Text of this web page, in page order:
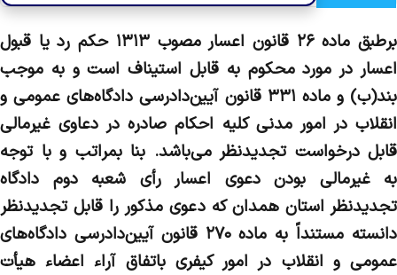
برطبق ماده ۲۶ قانون اعسار مصوب ۱۳۱۳ حکم رد یا قبول
اعسار در مورد محکوم به قابل استیناف است و به موجب
بند(ب) و ماده ۳۳۱ قانون آیین‌دادرسی دادگاه‌های عمومی و
انقلاب در امور مدنی کلیه احکام صادره در دعاوی غیرمالی
قابل درخواست تجدیدنظر می‌باشد. بنا بمراتب و با توجه
به غیرمالی بودن دعوی اعسار رأی شعبه دوم دادگاه
تجدیدنظر استان همدان که دعوی مذکور را قابل تجدیدنظر
دانسته مستنداً به ماده ۲۷۰ قانون آیین‌دادرسی دادگاه‌های
عمومی و انقلاب در امور کیفری باتفاق آراء اعضاء هیأت